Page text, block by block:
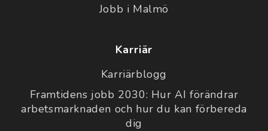
Jobb i Malmö
Karriär
Karriärblogg
Framtidens jobb 2030: Hur AI förändrar
arbetsmarknaden och hur du kan förbereda
dig